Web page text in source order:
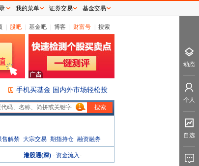
股吧 基金吧 博客 财富号 搜索
手机买基金 国内外市场轻松投
1
售解禁 大宗交易 期指持仓 融资融券
港股通(深) - 资金流入-
我的菜单 证券交易 基金交易
动态
个人
自选